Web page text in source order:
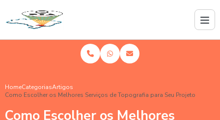
HomeCategoriasArtigos
Como Escolher os Melhores Serviços de Topografia para Seu Projeto
Como Escolher os Melhores